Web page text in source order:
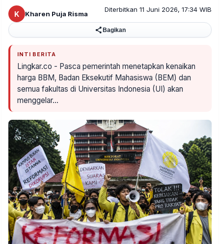
K Kharen Puja Risma
Diterbitkan 11 Juni 2026, 17:34 WIB
Bagikan
INTI BERITA
Lingkar.co - Pasca pemerintah menetapkan kenaikan
harga BBM, Badan Eksekutif Mahasiswa (BEM) dan
semua fakultas di Universitas Indonesia (UI) akan
menggelar…